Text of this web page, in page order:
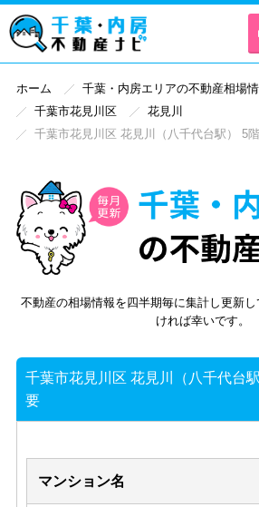
ホーム
千葉・内房エリアの不動産相場
千葉市花見川区
花見川
千葉市花見川区 花見川（八千代台駅） 5
不動産の相場情報を四半期毎に集計し更新
ければ幸いです。
千葉市花見川区 花見川（八千代台
要
マンション名